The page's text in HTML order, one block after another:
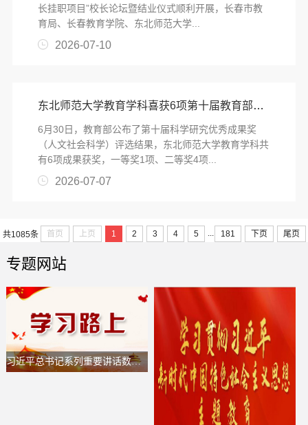
长挂职项目”校长论坛暨结业仪式顺利开展，长春市教
育局、长春教育学院、东北师范大学...
2026-07-10
东北师范大学教育学科喜获6项第十届教育部科学研究优秀成果奖
6月30日，教育部公布了第十届科学研究优秀成果奖
（人文社会科学）评选结果，东北师范大学教育学科共
有6项成果获奖，一等奖1项、二等奖4项...
2026-07-07
共1085条 首页 上页 1 2 3 4 5 ... 181 下页 尾页
专题网站
习近平总书记系列重要讲话数据库